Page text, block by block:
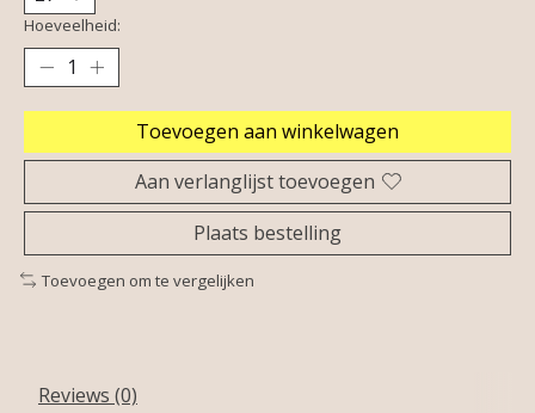
Hoeveelheid:
Toevoegen aan winkelwagen
Aan verlanglijst toevoegen
Plaats bestelling
Toevoegen om te vergelijken
Reviews (0)